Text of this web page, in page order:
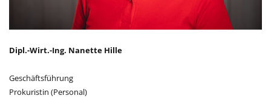
Dipl.-Wirt.-Ing. Nanette Hille
Geschäftsführung
Prokuristin (Personal)